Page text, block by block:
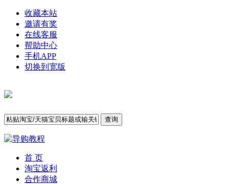
收藏本站
邀请有奖
在线客服
帮助中心
手机APP
切换到宽版
查询
首 页
淘宝返利
合作商城